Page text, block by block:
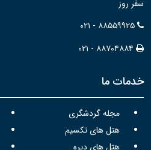
سفر روز
۰۲۱ - ۸۸۵۵۹۹۲۵
۰۲۱ - ۸۸۷۰۴۸۸۴
خدمات ما
مجله گردشگری
هتل های تکسیم
هتل های دیره